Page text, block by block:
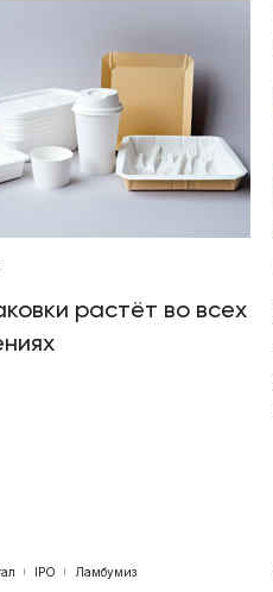
растёт во всех
IPO Ламбумиз